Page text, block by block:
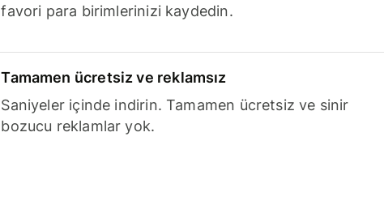
favori para birimlerinizi kaydedin.
Tamamen ücretsiz ve reklamsız
Saniyeler içinde indirin. Tamamen ücretsiz ve sinir
bozucu reklamlar yok.